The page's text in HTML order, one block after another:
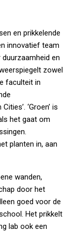
en prikkelende
innovatief team
en
zowel
faculteit in
‘Groen’ is
het gaat om
planten in, aan
wanden,
door het
goed voor de
Het prikkelt
lab ook een